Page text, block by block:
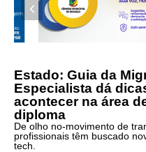
Estado: Guia da
Especialista dá
acontecer na área
diploma
De olho no-movimento de
profissionais têm buscado
tech.